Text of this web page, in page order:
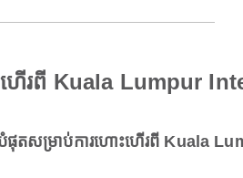
រពី Kuala Lumpur
សម្រាប់ការហោះហើរពី Kuala